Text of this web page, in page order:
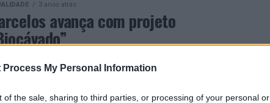
Process My Personal Information
of the sale, sharing to third parties, or processing of your personal or
3 anos atrás
avança com projeto
vai distribuir compostores domésticos